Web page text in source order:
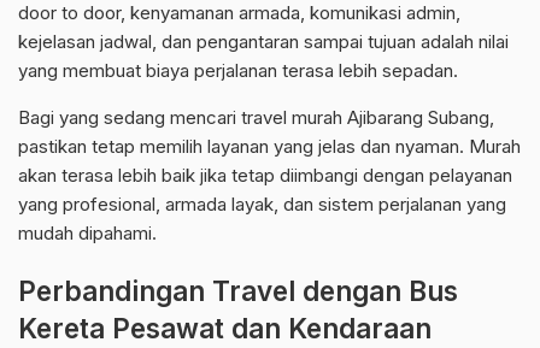
door to door, kenyamanan armada, komunikasi admin,
kejelasan jadwal, dan pengantaran sampai tujuan adalah nilai
yang membuat biaya perjalanan terasa lebih sepadan.
Bagi yang sedang mencari travel murah Ajibarang Subang,
pastikan tetap memilih layanan yang jelas dan nyaman. Murah
akan terasa lebih baik jika tetap diimbangi dengan pelayanan
yang profesional, armada layak, dan sistem perjalanan yang
mudah dipahami.
Perbandingan Travel dengan Bus
Kereta Pesawat dan Kendaraan